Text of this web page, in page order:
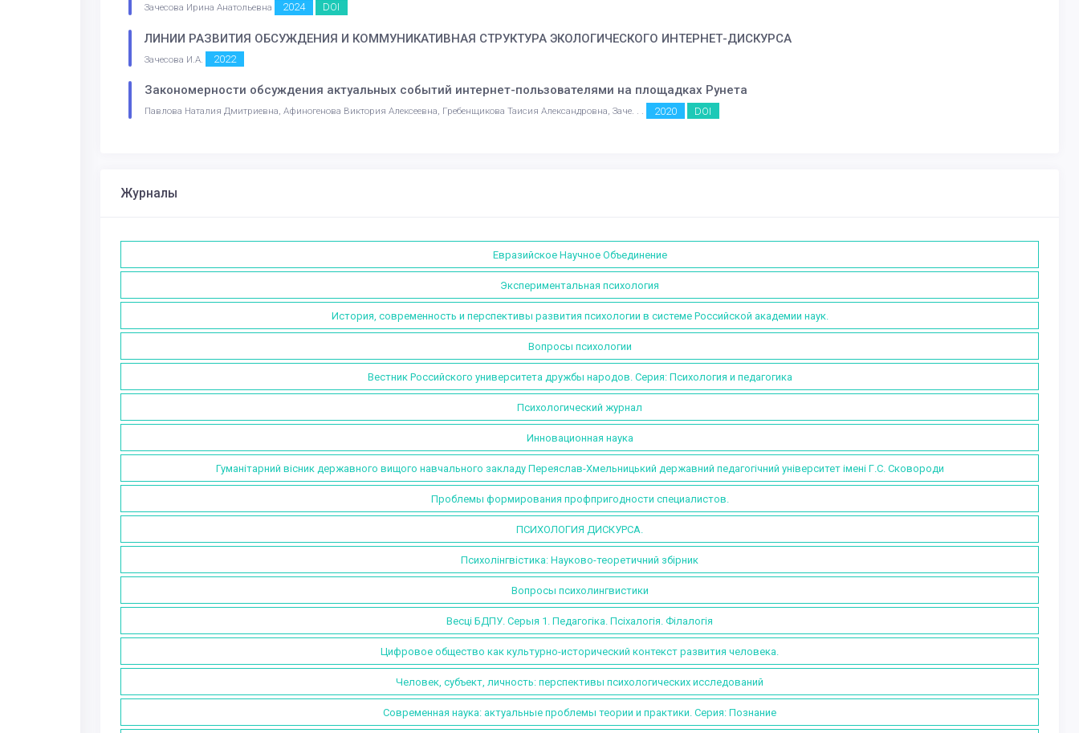
Зачесова Ирина Анатольевна 2024 DOI
ЛИНИИ РАЗВИТИЯ ОБСУЖДЕНИЯ И КОММУНИКАТИВНАЯ СТРУКТУРА ЭКОЛОГИЧЕСКОГО ИНТЕРНЕТ-ДИСКУРСА
Зачесова И.А. 2022
Закономерности обсуждения актуальных событий интернет-пользователями на площадках Рунета
Павлова Наталия Дмитриевна, Афиногенова Виктория Алексеевна, Гребенщикова Таисия Александровна, Заче. . . 2020 DOI
Журналы
Евразийское Научное Объединение
Экспериментальная психология
История, современность и перспективы развития психологии в системе Российской академии наук.
Вопросы психологии
Вестник Российского университета дружбы народов. Серия: Психология и педагогика
Психологический журнал
Инновационная наука
Гуманітарний вісник державного вищого навчального закладу Переяслав-Хмельницький державний педагогічний університет імені Г.С. Сковороди
Проблемы формирования профпригодности специалистов.
ПСИХОЛОГИЯ ДИСКУРСА.
Психолінгвістика: Науково-теоретичний збірник
Вопросы психолингвистики
Весцi БДПУ. Серыя 1. Педагогіка. Псіхалогія. Філалогія
Цифровое общество как культурно-исторический контекст развития человека.
Человек, субъект, личность: перспективы психологических исследований
Современная наука: актуальные проблемы теории и практики. Серия: Познание